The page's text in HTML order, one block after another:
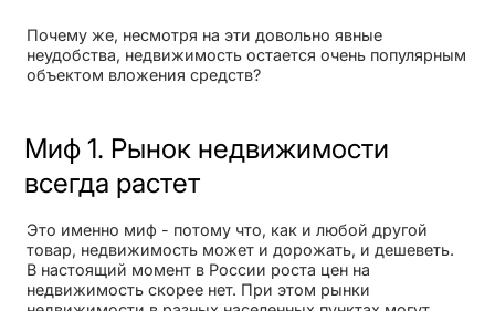
Почему же, несмотря на эти довольно явные
неудобства, недвижимость остается очень популярным
объектом вложения средств?
Миф 1. Рынок недвижимости
всегда растет
Это именно миф - потому что, как и любой другой
товар, недвижимость может и дорожать, и дешеветь.
В настоящий момент в России роста цен на
недвижимость скорее нет. При этом рынки